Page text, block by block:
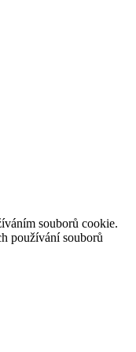
souborů cookie.
používání souborů